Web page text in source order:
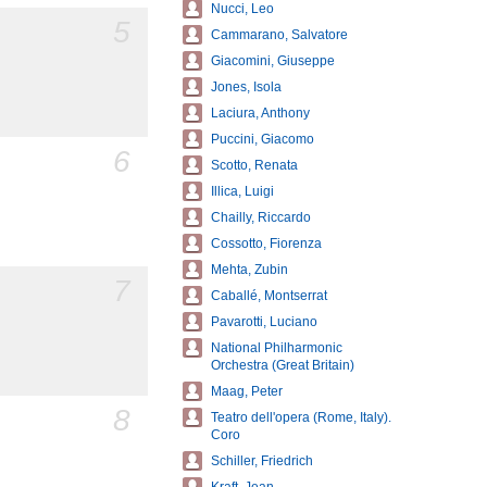
6
8
Nucci, Leo
Cammarano, Salvatore
Giacomini, Giuseppe
Jones, Isola
Laciura, Anthony
Puccini, Giacomo
Scotto, Renata
Illica, Luigi
Chailly, Riccardo
Cossotto, Fiorenza
Mehta, Zubin
Caballé, Montserrat
Pavarotti, Luciano
National Philharmonic
Orchestra (Great Britain)
Maag, Peter
Teatro dell'opera (Rome, Italy).
Coro
Schiller, Friedrich